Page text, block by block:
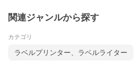
関連ジャンルから探す
カテゴリ
ラベルプリンター、ラベルライター